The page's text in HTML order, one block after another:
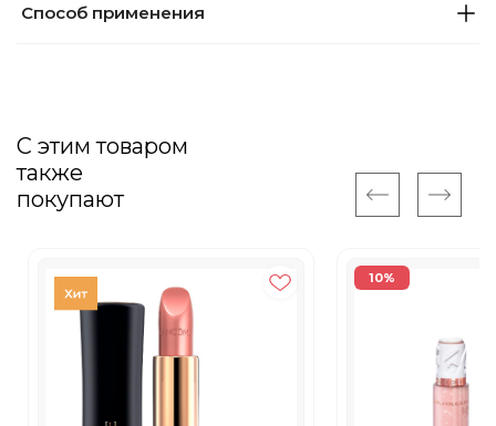
Способ применения
С этим товаром
также
покупают
10%